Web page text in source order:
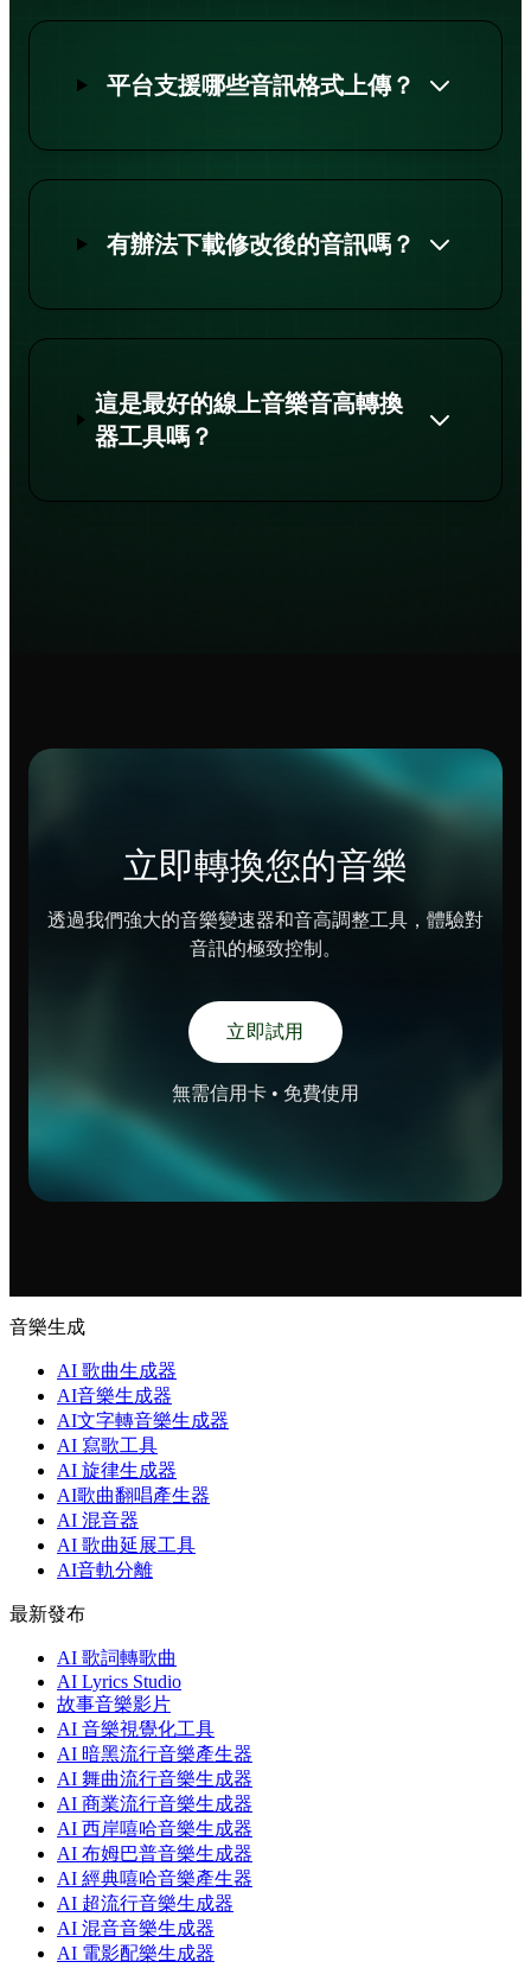
平台支援哪些音訊格式上傳？
有辦法下載修改後的音訊嗎？
這是最好的線上音樂音高轉換
器工具嗎？
立即轉換您的音樂
透過我們強大的音樂變速器和音高調整工具，體驗對
音訊的極致控制。
立即試用
無需信用卡 • 免費使用
音樂生成
AI 歌曲生成器
AI音樂生成器
AI文字轉音樂生成器
AI 寫歌工具
AI 旋律生成器
AI歌曲翻唱產生器
AI 混音器
AI 歌曲延展工具
AI音軌分離
最新發布
AI 歌詞轉歌曲
AI Lyrics Studio
故事音樂影片
AI 音樂視覺化工具
AI 暗黑流行音樂產生器
AI 舞曲流行音樂生成器
AI 商業流行音樂生成器
AI 西岸嘻哈音樂生成器
AI 布姆巴普音樂生成器
AI 經典嘻哈音樂產生器
AI 超流行音樂生成器
AI 混音音樂生成器
AI 電影配樂生成器